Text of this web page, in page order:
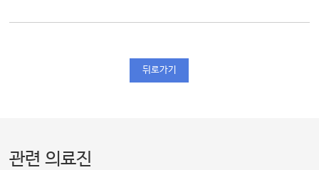
뒤로가기
관련 의료진